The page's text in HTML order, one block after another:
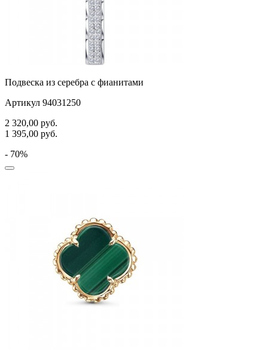
Подвеска из серебра с фианитами
Артикул 94031250
2 320,00 руб.
1 395,00 руб.
- 70%